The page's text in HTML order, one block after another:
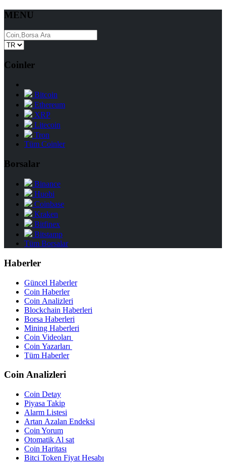
MENU
Coinler
Bitcoin
Ethereum
XRP
Litecoin
Tron
Tüm Coinler
Borsalar
Binance
Huobi
Coinbase
Kraken
Bitfinex
Bitstamp
Tüm Borsalar
Haberler
Güncel Haberler
Coin Haberler
Coin Analizleri
Blockchain Haberleri
Borsa Haberleri
Mining Haberleri
Coin Videoları
Coin Yazarları
Tüm Haberler
Coin Analizleri
Coin Detay
Piyasa Takip
Alarm Listesi
Artan Azalan Endeksi
Coin Yorum
Otomatik Al sat
Coin Haritası
Bitci Token Fiyat Hesabı